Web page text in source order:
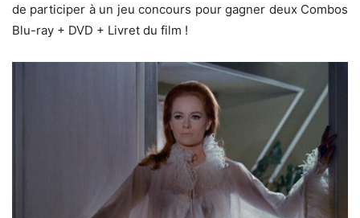
de participer à un jeu concours pour gagner deux Combos
Blu-ray + DVD + Livret du film !